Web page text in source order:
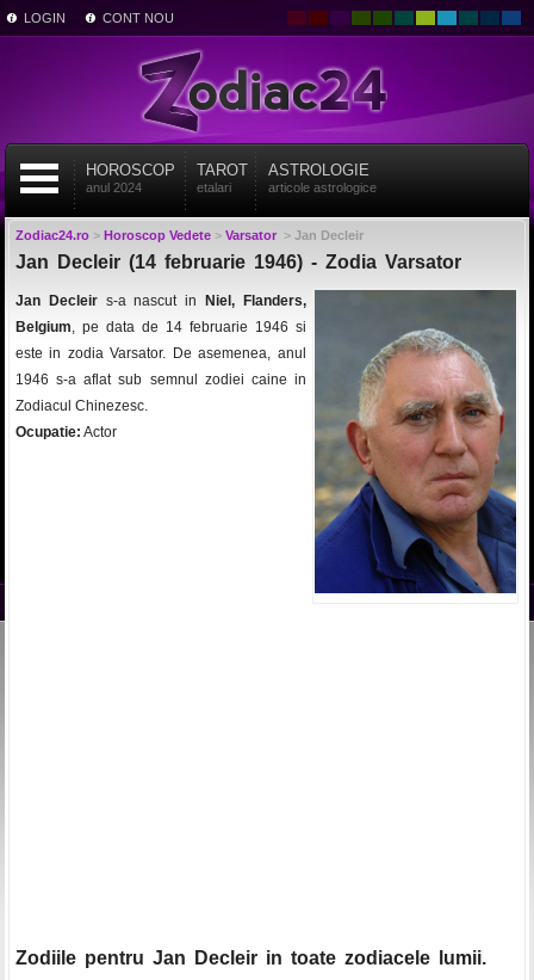
LOGIN CONT NOU
HOROSCOP
anul 2024
TAROT
etalari
ASTROLOGIE
articole astrologice
Zodiac24.ro> Horoscop Vedete> Varsator> Jan Decleir
Jan Decleir (14 februarie 1946) - Zodia Varsator
Jan Decleirs-a nascut in
Niel, Flanders,
Belgium, pe data de 14 februarie 1946 si
este in zodia Varsator. De asemenea, anul
1946 s-a aflat sub semnul zodiei caine in
Zodiacul Chinezesc.
Ocupatie: Actor
Zodiile pentru Jan Decleir in toate zodiacele lumii.